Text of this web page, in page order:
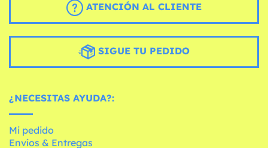
ATENCIÓN AL CLIENTE
SIGUE TU PEDIDO
¿NECESITAS AYUDA?:
Mi pedido
Envíos & Entregas